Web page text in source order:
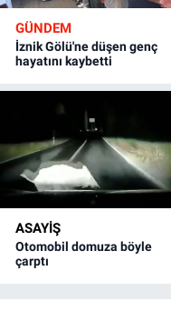
GÜNDEM
İznik Gölü'ne düşen genç
hayatını kaybetti
ASAYİŞ
Otomobil domuza böyle
çarptı